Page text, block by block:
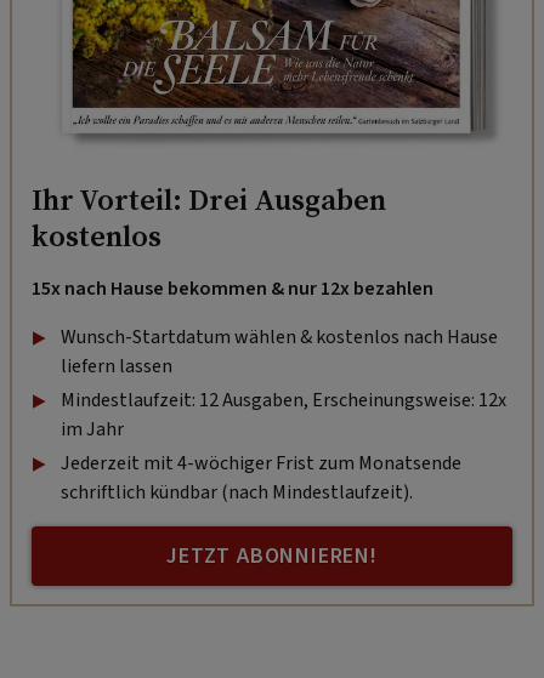
Ihr Vorteil: Drei Ausgaben
kostenlos
15x nach Hause bekommen & nur 12x bezahlen
Wunsch-Startdatum wählen & kostenlos nach Hause
liefern lassen
Mindestlaufzeit: 12 Ausgaben, Erscheinungsweise: 12x
im Jahr
Jederzeit mit 4-wöchiger Frist zum Monatsende
schriftlich kündbar (nach Mindestlaufzeit).
JETZT ABONNIEREN!